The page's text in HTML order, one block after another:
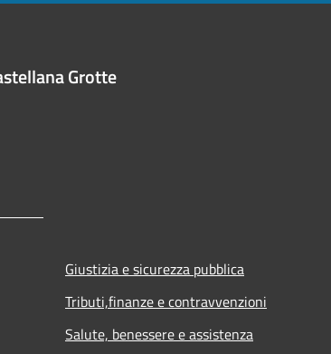
Grotte
Giustizia e sicurezza pubblica
Tributi,finanze e contravvenzioni
Salute, benessere e assistenza